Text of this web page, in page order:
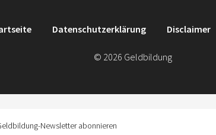
Datenschutzerklärung Disclaimer
© 2026 Geldbildung
Newsletter abonnieren